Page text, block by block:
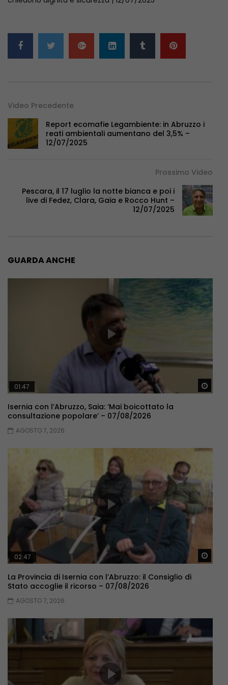
Video Precedente
Report ecomafie Legambiente: in Abruzzo i
reati ambientali aumentano del 3,5% –
12/07/2025
Prossimo Video
Pescara, il 17 luglio la notte bianca e poi i
live di Fedez, Clara, Gaia e Rocco Hunt –
12/07/2025
GUARDA ANCHE
01:47
Isernia con l’Abruzzo, Saia: ‘Mai boicottato la
consultazione popolare’ – 07/08/2026
AGOSTO 7, 2026
02:47
La Provincia di Isernia con l’Abruzzo: il Consiglio di
Stato accoglie il ricorso – 07/08/2026
AGOSTO 7, 2026